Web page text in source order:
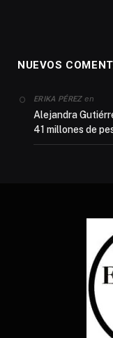
NUEVOS
ERIKA PÉREZen
Alejandra
41 millones de